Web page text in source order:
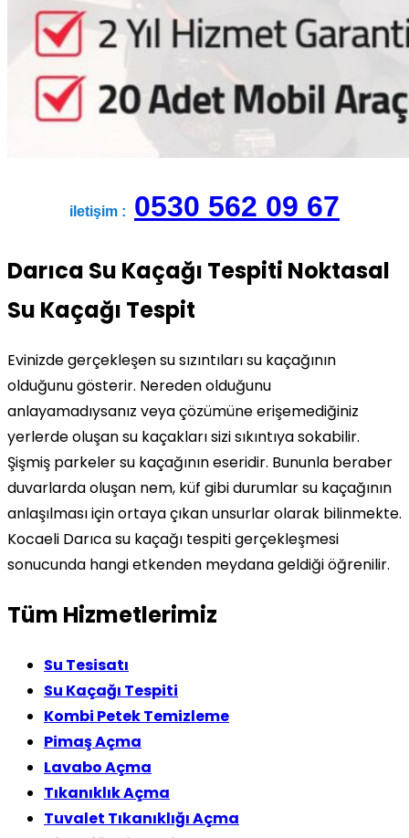
iletişim : 0530 562 09 67
Darıca Su Kaçağı Tespiti Noktasal
Su Kaçağı Tespit
Evinizde gerçekleşen su sızıntıları su kaçağının
olduğunu gösterir. Nereden olduğunu
anlayamadıysanız veya çözümüne erişemediğiniz
yerlerde oluşan su kaçakları sizi sıkıntıya sokabilir.
Şişmiş parkeler su kaçağının eseridir. Bununla beraber
duvarlarda oluşan nem, küf gibi durumlar su kaçağının
anlaşılması için ortaya çıkan unsurlar olarak bilinmekte.
Kocaeli Darıca su kaçağı tespiti gerçekleşmesi
sonucunda hangi etkenden meydana geldiği öğrenilir.
Tüm Hizmetlerimiz
Su Tesisatı
Su Kaçağı Tespiti
Kombi Petek Temizleme
Pimaş Açma
Lavabo Açma
Tıkanıklık Açma
Tuvalet Tıkanıklığı Açma